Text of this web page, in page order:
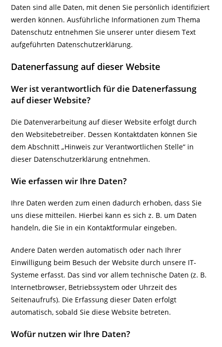
Daten sind alle Daten, mit denen Sie persönlich identifiziert
werden können. Ausführliche Informationen zum Thema
Datenschutz entnehmen Sie unserer unter diesem Text
aufgeführten Datenschutzerklärung.
Datenerfassung auf dieser Website
Wer ist verantwortlich für die Datenerfassung
auf dieser Website?
Die Datenverarbeitung auf dieser Website erfolgt durch
den Websitebetreiber. Dessen Kontaktdaten können Sie
dem Abschnitt „Hinweis zur Verantwortlichen Stelle“ in
dieser Datenschutzerklärung entnehmen.
Wie erfassen wir Ihre Daten?
Ihre Daten werden zum einen dadurch erhoben, dass Sie
uns diese mitteilen. Hierbei kann es sich z. B. um Daten
handeln, die Sie in ein Kontaktformular eingeben.
Andere Daten werden automatisch oder nach Ihrer
Einwilligung beim Besuch der Website durch unsere IT-
Systeme erfasst. Das sind vor allem technische Daten (z. B.
Internetbrowser, Betriebssystem oder Uhrzeit des
Seitenaufrufs). Die Erfassung dieser Daten erfolgt
automatisch, sobald Sie diese Website betreten.
Wofür nutzen wir Ihre Daten?